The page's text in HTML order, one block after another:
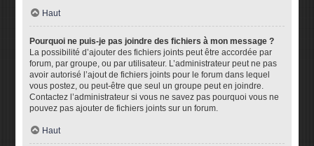
Haut
Pourquoi ne puis-je pas joindre des fichiers à mon message ?
La possibilité d’ajouter des fichiers joints peut être accordée par
forum, par groupe, ou par utilisateur. L’administrateur peut ne pas
avoir autorisé l’ajout de fichiers joints pour le forum dans lequel
vous postez, ou peut-être que seul un groupe peut en joindre.
Contactez l’administrateur si vous ne savez pas pourquoi vous ne
pouvez pas ajouter de fichiers joints sur un forum.
Haut